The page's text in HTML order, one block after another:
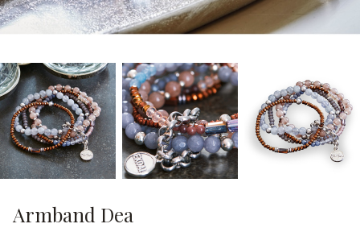
Armband Dea